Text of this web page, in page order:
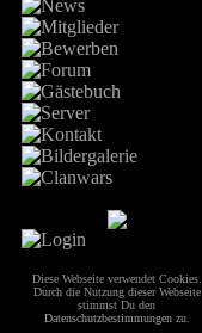
Diese Webseite verwendet Cookies.
Durch die Nutzung dieser Webseite
stimmst Du den
Datenschutzbestimmungen zu.